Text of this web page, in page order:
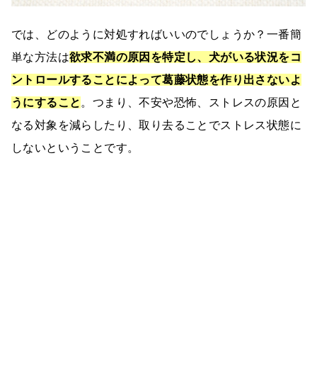
では、どのように対処すればいいのでしょうか？一番簡
単な方法は欲求不満の原因を特定し、犬がいる状況をコ
ントロールすることによって葛藤状態を作り出さないよ
うにすること 。つまり、不安や恐怖、ストレスの原因と
なる対象を減らしたり、取り去ることでストレス状態に
しないということです。